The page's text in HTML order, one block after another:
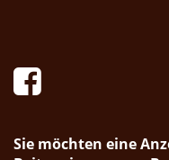
Sie möchten eine